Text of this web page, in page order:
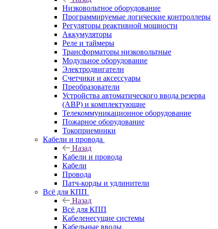
Низковольтное оборудование
Программируемые логические контроллеры
Регуляторы реактивной мощности
Аккумуляторы
Реле и таймеры
Трансформаторы низковольтные
Модульное оборудование
Электродвигатели
Счетчики и аксессуары
Преобразователи
Устройства автоматического ввода резерва
(АВР) и комплектующие
Телекоммуникационное оборудование
Пожарное оборудование
Токоприемники
Кабели и провода
Назад
Кабели и провода
Кабели
Провода
Патч-корды и удлинители
Всё для КПП
Назад
Всё для КПП
Кабеленесущие системы
Кабельные вводы